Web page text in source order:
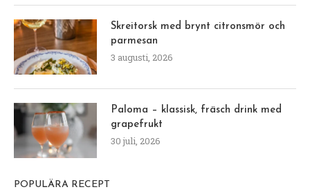
Skreitorsk med brynt citronsmör och
parmesan
3 augusti, 2026
Paloma – klassisk, fräsch drink med
grapefrukt
30 juli, 2026
POPULÄRA RECEPT